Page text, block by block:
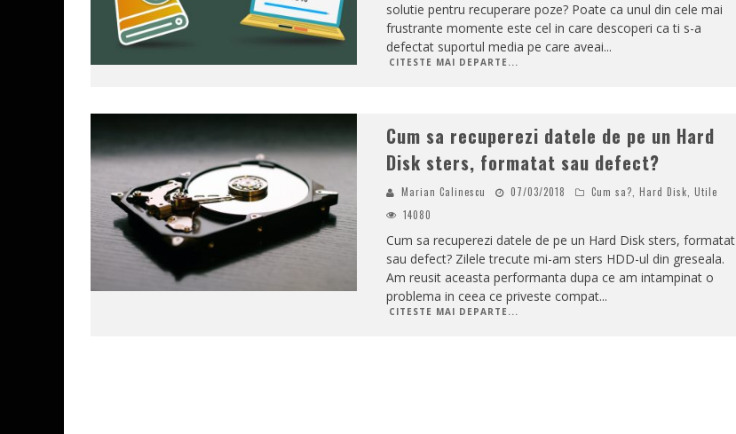
solutie pentru recuperare poze? Poate ca unul din cele mai
frustrante momente este cel in care descoperi ca ti s-a
defectat suportul media pe care aveai...
CITESTE MAI DEPARTE...
Cum sa recuperezi datele de pe un Hard
Disk sters, formatat sau defect?
Marian Calinescu 07/03/2018 Cum sa? Hard Disk Utile
14080
Cum sa recuperezi datele de pe un Hard Disk sters, formatat
sau defect? Zilele trecute mi-am sters HDD-ul din greseala.
Am reusit aceasta performanta dupa ce am intampinat o
problema in ceea ce priveste compat...
CITESTE MAI DEPARTE...